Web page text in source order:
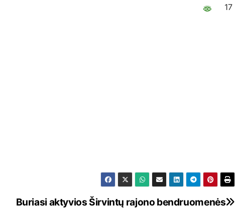
17
Buriasi aktyvios Širvintų rajono bendruomenės